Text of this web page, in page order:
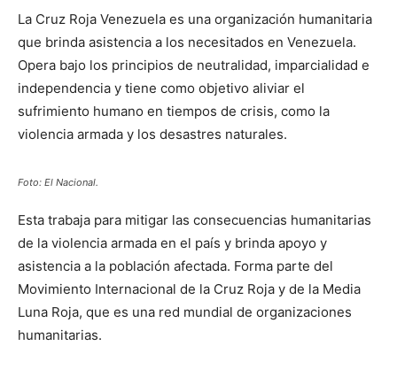
La Cruz Roja Venezuela es una organización humanitaria
que brinda asistencia a los necesitados en Venezuela.
Opera bajo los principios de neutralidad, imparcialidad e
independencia y tiene como objetivo aliviar el
sufrimiento humano en tiempos de crisis, como la
violencia armada y los desastres naturales.
Foto: El Nacional.
Esta trabaja para mitigar las consecuencias humanitarias
de la violencia armada en el país y brinda apoyo y
asistencia a la población afectada. Forma parte del
Movimiento Internacional de la Cruz Roja y de la Media
Luna Roja, que es una red mundial de organizaciones
humanitarias.